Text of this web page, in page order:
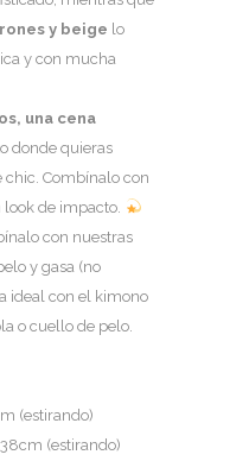
y beige lo
y con mucha
una cena
donde quieras
chic. Combínalo con
de impacto.
con nuestras
y gasa (no
ideal con el kimono
o cuello de pelo.
(estirando)
(estirando)